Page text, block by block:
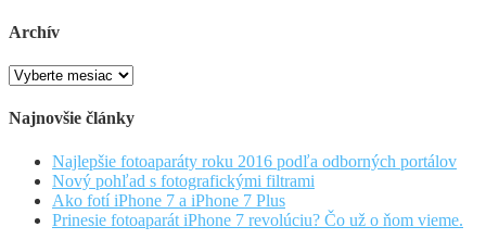
Archív
Archív
Najnovšie články
Najlepšie fotoaparáty roku 2016 podľa odborných portálov
Nový pohľad s fotografickými filtrami
Ako fotí iPhone 7 a iPhone 7 Plus
Prinesie fotoaparát iPhone 7 revolúciu? Čo už o ňom vieme.